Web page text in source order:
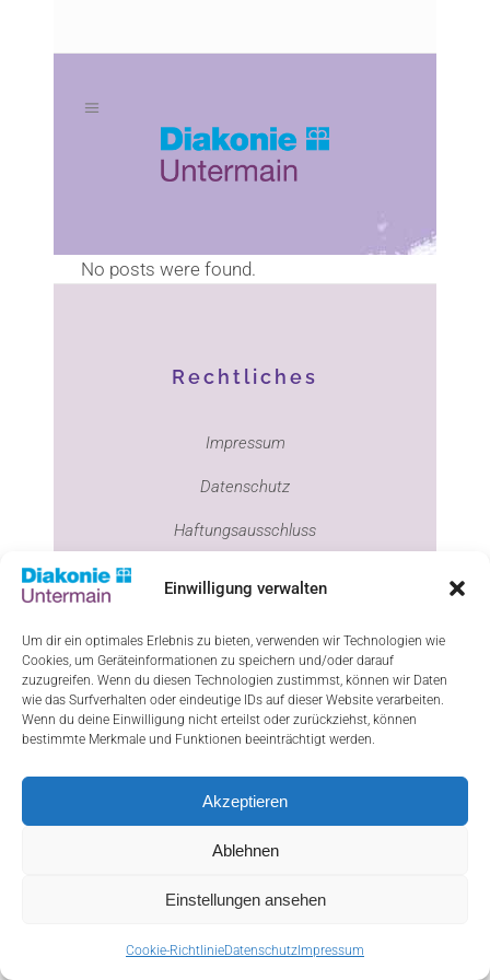
Einwilligung verwalten
Um dir ein optimales Erlebnis zu bieten, verwenden wir Technologien wie
Cookies, um Geräteinformationen zu speichern und/oder darauf
zuzugreifen. Wenn du diesen Technologien zustimmst, können wir Daten
wie das Surfverhalten oder eindeutige IDs auf dieser Website verarbeiten.
Wenn du deine Einwilligung nicht erteilst oder zurückziehst, können
bestimmte Merkmale und Funktionen beeinträchtigt werden.
Akzeptieren
Ablehnen
Einstellungen ansehen
Cookie-RichtlinieDatenschutz Impressum
No posts were found.
Rechtliches
Impressum
Datenschutz
Haftungsausschluss
ResponsiveVoice-NonCommerciallicensed
under